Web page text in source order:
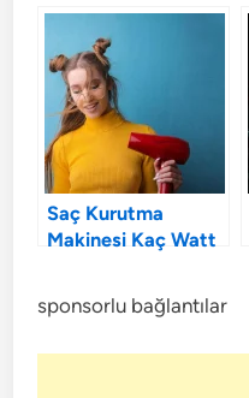
ve Ağrısız Bir
Deneyim
Saç Kurutma
Makinesi Kaç Watt
sponsorlu bağlantılar